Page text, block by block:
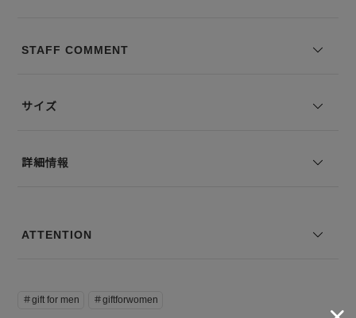
て創設されました。
STAFF COMMENT
サイズ
詳細情報
ATTENTION
＃gift for men ＃giftforwomen